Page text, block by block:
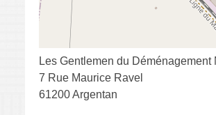
Les Gentlemen du
7 Rue Maurice Ravel
61200 Argentan